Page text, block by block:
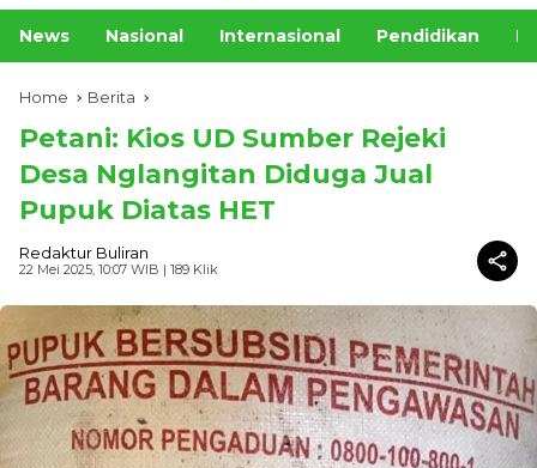
News Nasional Internasional Pendidikan
Home Berita
Petani: Kios UD Sumber Rejeki
Desa Nglangitan Diduga Jual
Pupuk Diatas HET
Redaktur Buliran
22 Mei 2025, 10:07 WIB | 189 Klik